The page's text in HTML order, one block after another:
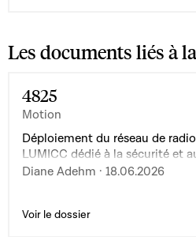
Les documents liés à
4825
Motion
Déploiement du réseau de
LUMICC dédié à la sécurité et
Diane Adehm · 18.06.2026
Voir le dossier